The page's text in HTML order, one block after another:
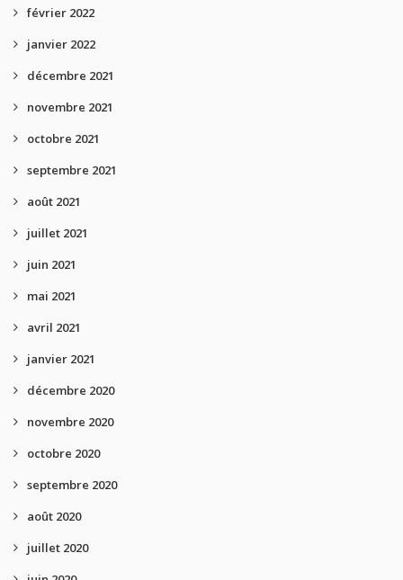
février 2022
janvier 2022
décembre 2021
novembre 2021
octobre 2021
septembre 2021
août 2021
juillet 2021
juin 2021
mai 2021
avril 2021
janvier 2021
décembre 2020
novembre 2020
octobre 2020
septembre 2020
août 2020
juillet 2020